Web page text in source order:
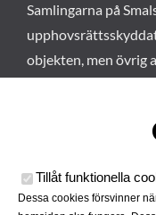
Samlingarna på
objekten, men övrig
Tillåt funktionella
Dessa cookies försvinner